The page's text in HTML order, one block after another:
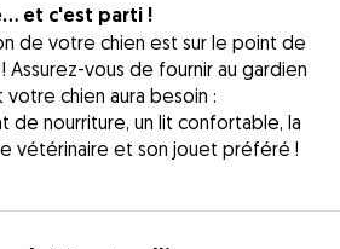
et c'est parti !
de votre chien est sur le point de
Assurez-vous de fournir au gardien
chien aura besoin :
de nourriture, un lit confortable, la
vétérinaire et son jouet préféré !